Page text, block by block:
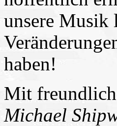
unsere Musik
haben!
Mit
Michael